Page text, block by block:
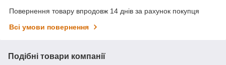
Повернення товару впродовж 14 днів за рахунок покупця
Всі умови повернення
Подібні товари компанії